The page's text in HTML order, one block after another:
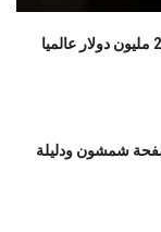
رغم خسارته بالشرق الاوسط…263 مليون دولار عالميا
شمشون ودليلة